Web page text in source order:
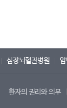
심장뇌혈관병원
환자의 권리와 의무